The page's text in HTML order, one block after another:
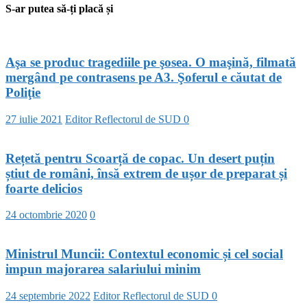
S-ar putea să-ți placă și
Aşa se produc tragediile pe şosea. O maşină, filmată
mergând pe contrasens pe A3. Şoferul e căutat de
Poliţie
27 iulie 2021 Editor Reflectorul de SUD 0
Rețetă pentru Scoarță de copac. Un desert puțin
știut de români, însă extrem de ușor de preparat și
foarte delicios
24 octombrie 2020 0
Ministrul Muncii: Contextul economic și cel social
impun majorarea salariului minim
24 septembrie 2022 Editor Reflectorul de SUD 0